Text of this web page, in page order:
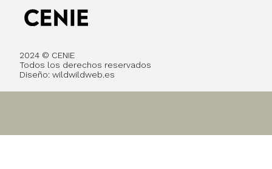
2024 © CENIE
Todos los derechos reservados
Diseño: wildwildweb.es